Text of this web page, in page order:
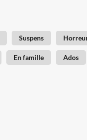
Suspens
En famille Ados